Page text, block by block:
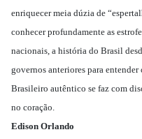
enriquecer meia dúzia de
conhecer profundamente as
nacionais, a história do Brasil
governos anteriores para
Brasileiro autêntico se faz com
no coração.
Edison Orlando